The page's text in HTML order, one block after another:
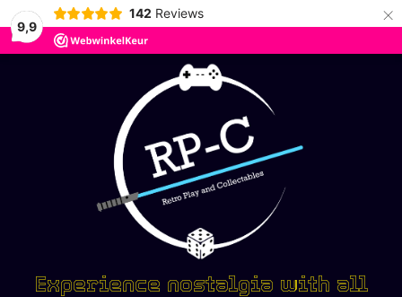
9,9
142 Reviews ×
Experience nostalgia with all